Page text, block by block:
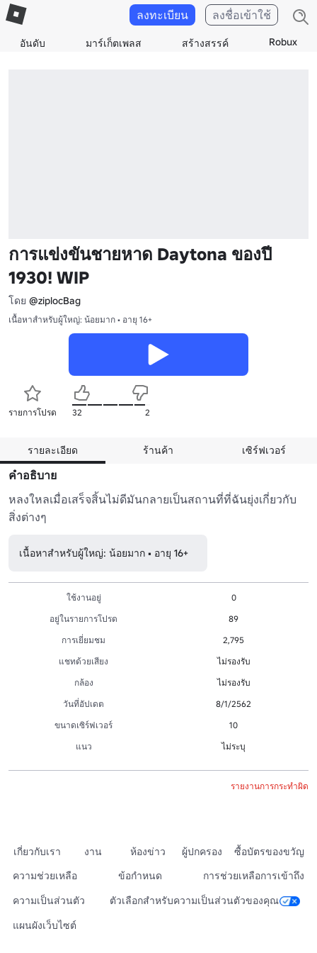
อันดับ มาร์เก็ตเพลส สร้างสรรค์ Robux
ลงทะเบียน ลงชื่อเข้าใช้
การแข่งขันชายหาด Daytona ของปี
1930! WIP
โดย @ziplocBag
เนื้อหาสำหรับผู้ใหญ่: น้อยมาก • อายุ 16+
รายการโปรด 32 2
รายละเอียด ร้านค้า เซิร์ฟเวอร์
คำอธิบาย
หลงใหลเมื่อเสร็จสิ้นไม่ดีมันกลายเป็นสถานที่ที่ฉันยุ่งเกี่ยวกับ
สิ่งต่างๆ
เนื้อหาสำหรับผู้ใหญ่: น้อยมาก • อายุ 16+
ใช้งานอยู่
0
อยู่ในรายการโปรด
89
การเยี่ยมชม
2,795
แชทด้วยเสียง
ไม่รองรับ
กล้อง
ไม่รองรับ
วันที่อัปเดต
8/1/2562
ขนาดเซิร์ฟเวอร์
10
แนว
ไม่ระบุ
รายงานการกระทำผิด
เกี่ยวกับเรา งาน ห้องข่าว ผู้ปกครอง
ซื้อบัตรของขวัญ
ความช่วยเหลือ
ข้อกำหนด
การช่วยเหลือการเข้าถึง
ความเป็นส่วนตัว
ตัวเลือกสำหรับความเป็นส่วนตัวของคุณ
แผนผังเว็บไซต์